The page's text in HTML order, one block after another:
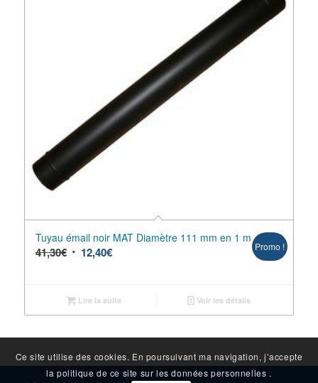
Tuyau émail noir MAT Diamètre 111 mm en 1 m
41,30€ 12,40€ Promo !
Lire la suite Voir les détails
Ce site utilise des cookies. En poursuivant ma navigation, j’accepte
la politique de ce site sur les données personnelles .